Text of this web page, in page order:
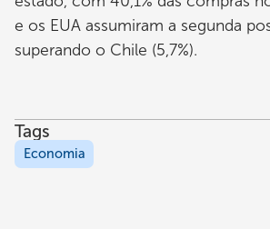
e os EUA assumiram a segunda
superando o Chile (5,7%).
Tags
Economia